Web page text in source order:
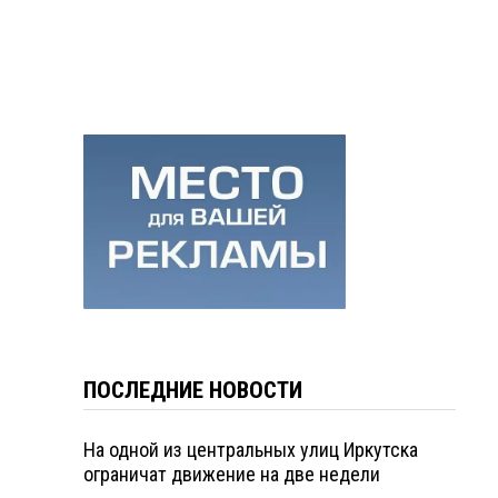
ПОСЛЕДНИЕ НОВОСТИ
На одной из центральных улиц Иркутска
ограничат движение на две недели